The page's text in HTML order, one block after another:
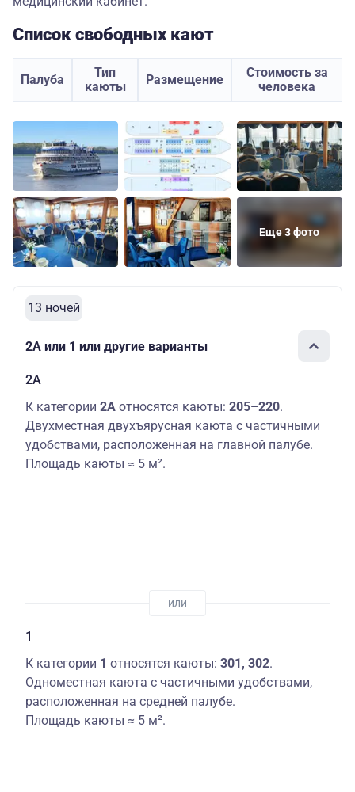
Список свободных кают
Палуба
Тип
каюты
Размещение
Стоимость за
человека
Еще 3 фото
13 ночей
2А или 1 или другие варианты
2А
К категории 2А относятся каюты: 205–220.
Двухместная двухъярусная каюта с частичными
удобствами, расположенная на главной палубе.
Площадь каюты ≈ 5 м².
1
К категории 1 относятся каюты: 301, 302.
Одноместная каюта с частичными удобствами,
расположенная на средней палубе.
Площадь каюты ≈ 5 м².